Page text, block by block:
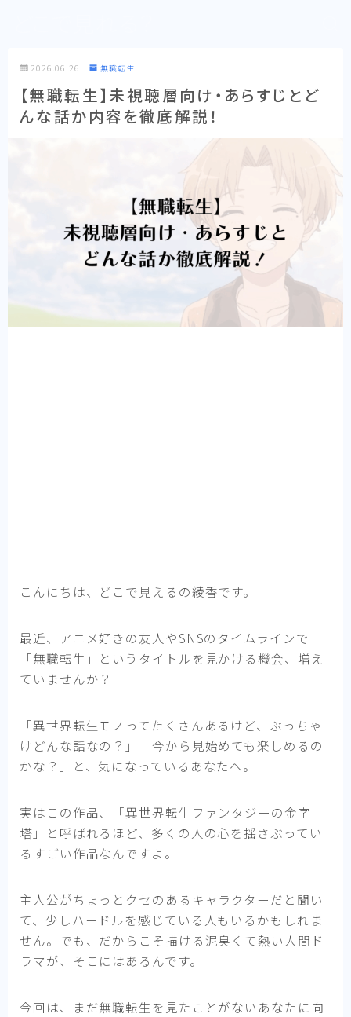
2026.06.26 無職転生
【無職転生】未視聴層向け・あらすじとど
んな話か内容を徹底解説！
こんにちは、どこで見えるの綾香です。
最近、アニメ好きの友人やSNSのタイムラインで
「無職転生」というタイトルを見かける機会、増え
ていませんか？
「異世界転生モノってたくさんあるけど、ぶっちゃ
けどんな話なの？」「今から見始めても楽しめるの
かな？」と、気になっているあなたへ。
実はこの作品、「異世界転生ファンタジーの金字
塔」と呼ばれるほど、多くの人の心を揺さぶってい
るすごい作品なんですよ。
主人公がちょっとクセのあるキャラクターだと聞い
て、少しハードルを感じている人もいるかもしれま
せん。でも、だからこそ描ける泥臭くて熱い人間ド
ラマが、そこにはあるんです。
今回は、まだ無職転生を見たことがないあなたに向